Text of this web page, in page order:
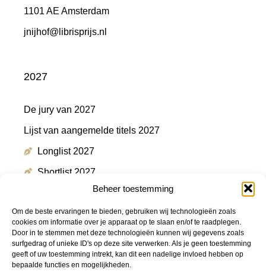
Beheer toestemming
Om de beste ervaringen te bieden, gebruiken wij technologieën zoals
cookies om informatie over je apparaat op te slaan en/of te raadplegen.
Door in te stemmen met deze technologieën kunnen wij gegevens zoals
surfgedrag of unieke ID's op deze site verwerken. Als je geen toestemming
geeft of uw toestemming intrekt, kan dit een nadelige invloed hebben op
bepaalde functies en mogelijkheden.
1101 AE Amsterdam
jnijhof@librisprijs.nl
2027
De jury van 2027
Lijst van aangemelde titels 2027
Longlist 2027
Shortlist 2027
Winnaar 2027
Meer informatie
Persmap